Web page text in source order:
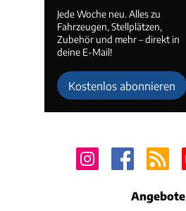
Jede Woche neu. Alles zu
Fahrzeugen, Stellplätzen,
Zubehör und mehr – direkt in
deine E-Mail!
Kostenlos abonnieren
Angebote